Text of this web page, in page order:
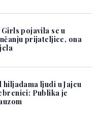
pojavila se u
prijateljice, ona
hiljadama ljudi u Jajcu
Publika je